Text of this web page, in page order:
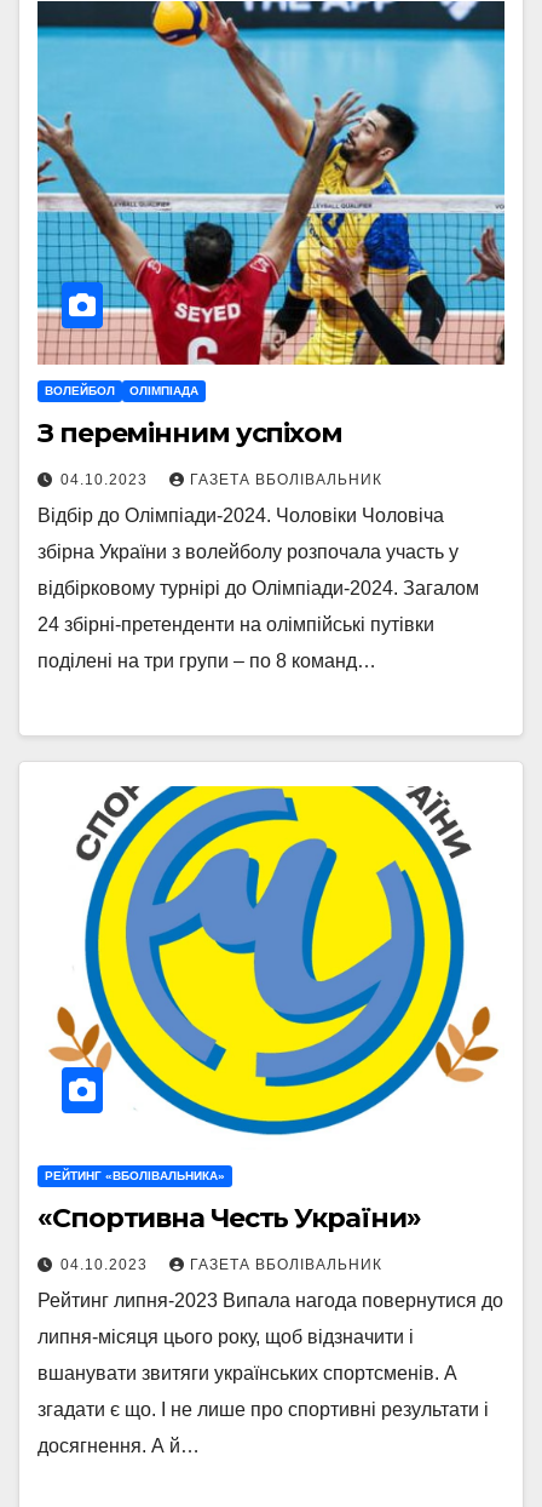
ВОЛЕЙБОЛ ОЛІМПІАДА
З перемінним успіхом
04.10.2023 ГАЗЕТА ВБОЛІВАЛЬНИК
Відбір до Олімпіади-2024. Чоловіки Чоловіча
збірна України з волейболу розпочала участь у
відбірковому турнірі до Олімпіади-2024. Загалом
24 збірні-претенденти на олімпійські путівки
поділені на три групи – по 8 команд…
РЕЙТИНГ «ВБОЛІВАЛЬНИКА»
«Спортивна Честь України»
04.10.2023 ГАЗЕТА ВБОЛІВАЛЬНИК
Рейтинг липня-2023 Випала нагода повернутися до
липня-місяця цього року, щоб відзначити і
вшанувати звитяги українських спортсменів. А
згадати є що. І не лише про спортивні результати і
досягнення. А й…